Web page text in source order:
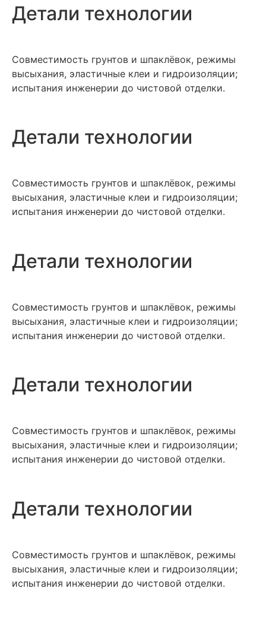
Детали технологии
Совместимость грунтов и шпаклёвок, режимы
высыхания, эластичные клеи и гидроизоляции;
испытания инженерии до чистовой отделки.
Детали технологии
Совместимость грунтов и шпаклёвок, режимы
высыхания, эластичные клеи и гидроизоляции;
испытания инженерии до чистовой отделки.
Детали технологии
Совместимость грунтов и шпаклёвок, режимы
высыхания, эластичные клеи и гидроизоляции;
испытания инженерии до чистовой отделки.
Детали технологии
Совместимость грунтов и шпаклёвок, режимы
высыхания, эластичные клеи и гидроизоляции;
испытания инженерии до чистовой отделки.
Детали технологии
Совместимость грунтов и шпаклёвок, режимы
высыхания, эластичные клеи и гидроизоляции;
испытания инженерии до чистовой отделки.